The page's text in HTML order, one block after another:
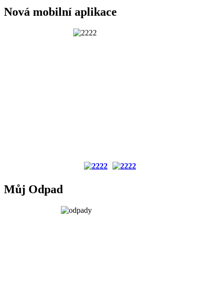
Nová mobilní aplikace
Můj Odpad